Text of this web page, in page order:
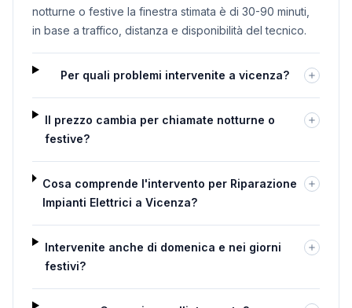
notturne o festive la finestra stimata è di 30-90 minuti,
in base a traffico, distanza e disponibilità del tecnico.
Per quali problemi intervenite a vicenza?
Il prezzo cambia per chiamate notturne o
festive?
Cosa comprende l'intervento per Riparazione
Impianti Elettrici a Vicenza?
Intervenite anche di domenica e nei giorni
festivi?